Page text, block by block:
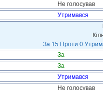
Не голосував
Утримався
За:15 Проти:0
За
За
Утримався
Не голосував